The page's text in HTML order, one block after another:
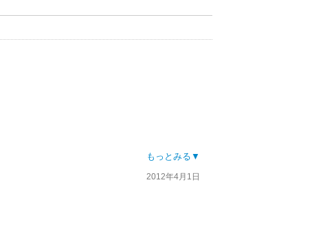
かずにすれ違うのが面白かったです
まり盛り上がらなかった～…
もっとみる▼
2012年4月1日